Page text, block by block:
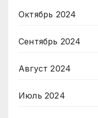
Октябрь 2024
Сентябрь 2024
Август 2024
Июль 2024